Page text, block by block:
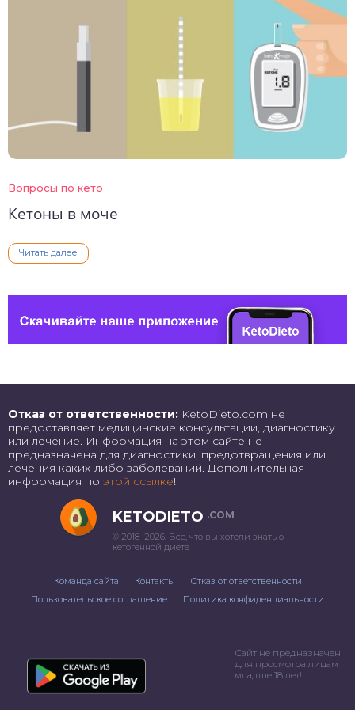
Вопросы по кето
Кетоны в моче
Читать далее
Отказ от ответственности: KetoDieto.com не
предоставляет медицинские консультации, диагностику
или лечение. Информация на этом сайте не
предназначена для диагностики, предотвращения или
лечения каких-либо заболеваний. Дополнительная
информация по этой ссылке!
KETODIETO .COM
© 2018–2026. Все, что вы хотели знать о
кетогенной диете
Команда сайта Контакты
Отказ от ответственности
Пользовательское соглашение
Политика конфиденциальности
Сайт не предназначен
для просмотра лицам
младше 18 лет!